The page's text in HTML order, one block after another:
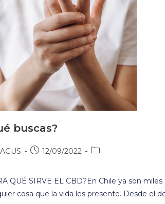
buscas?
12/09/2022
QUÉ SIRVE EL CBD?En Chile ya son
cosa que la vida les presente. Desde el